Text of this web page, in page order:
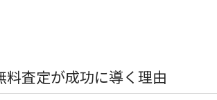
料査定が成功に導く理由